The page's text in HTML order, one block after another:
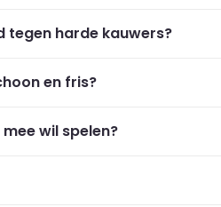
tegen harde kauwers?
en fris?
wil spelen?